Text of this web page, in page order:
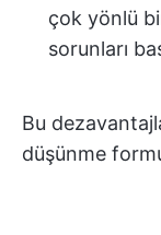
çok yönlü
sorunları
Bu
düşünme